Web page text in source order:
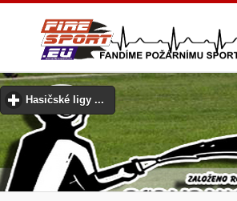
Hasičské ligy ... click to expand contents